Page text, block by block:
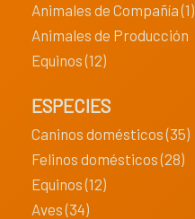
Animales de Compañía (1)
Animales de Producción
Equinos (12)
ESPECIES
Caninos domésticos (35)
Felinos domésticos (28)
Equinos (12)
Aves (34)